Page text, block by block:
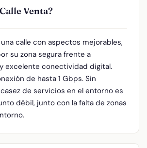
Venta?
calle con aspectos mejorables,
su zona segura frente a
excelente conectividad digital.
de hasta 1 Gbps. Sin
de servicios en el entorno es
débil, junto con la falta de zonas